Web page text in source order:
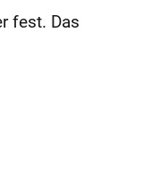
fest. Das